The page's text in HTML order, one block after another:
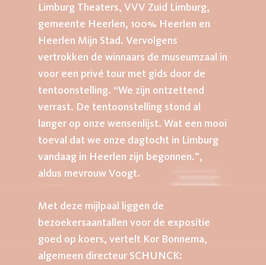
Limburg Theaters, VVV Zuid Limburg,
gemeente Heerlen, 100% Heerlen en
Heerlen Mijn Stad. Vervolgens
vertrokken de winnaars de museumzaal in
voor een privé tour met gids door de
tentoonstelling. “We zijn ontzettend
verrast. De tentoonstelling stond al
langer op onze wensenlijst. Wat een mooi
toeval dat we onze dagtocht in Limburg
vandaag in Heerlen zijn begonnen.”,
aldus mevrouw Voogt.
Met deze mijlpaal liggen de
bezoekersaantallen voor de expositie
goed op koers, vertelt Kor Bonnema,
algemeen directeur SCHUNCK: